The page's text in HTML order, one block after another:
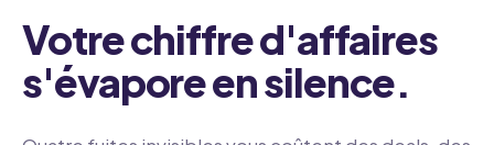
Votre chiffre d'affaires
s'évapore en silence.